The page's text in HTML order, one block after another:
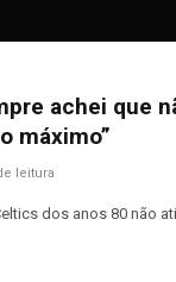
achei que
máximo”
leitura
dos anos 80 não